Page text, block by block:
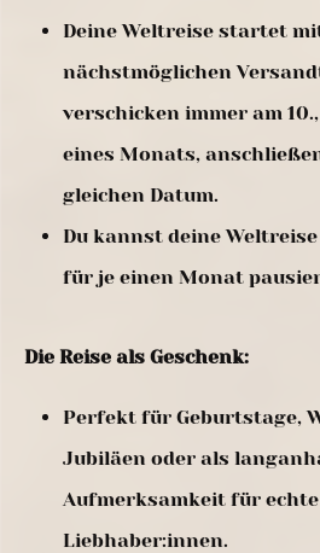
Deine Weltreise startet
nächstmöglichen
verschicken immer am 10.,
eines Monats,
gleichen Datum.
Du kannst deine
für je einen Monat
Die Reise als Geschenk:
Perfekt für Geburtstage,
Jubiläen oder als
Aufmerksamkeit für
Liebhaber:innen.